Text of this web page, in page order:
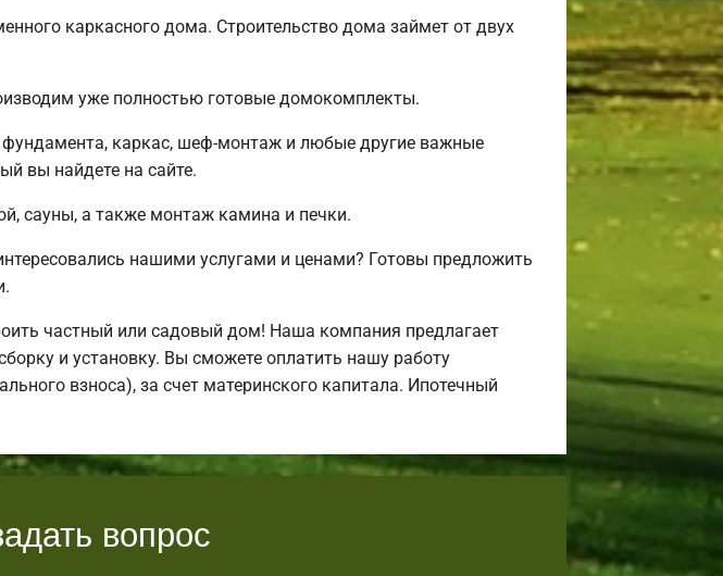
каркасного дома. Строительство дома займет от двух
уже полностью готовые домокомплекты.
фундамента, каркас, шеф-монтаж и любые другие важные
вы найдете на сайте.
сауны, а также монтаж камина и печки.
нашими услугами и ценами? Готовы предложить
частный или садовый дом! Наша компания предлагает
и установку. Вы сможете оплатить нашу работу
взноса), за счет материнского капитала. Ипотечный
вопрос